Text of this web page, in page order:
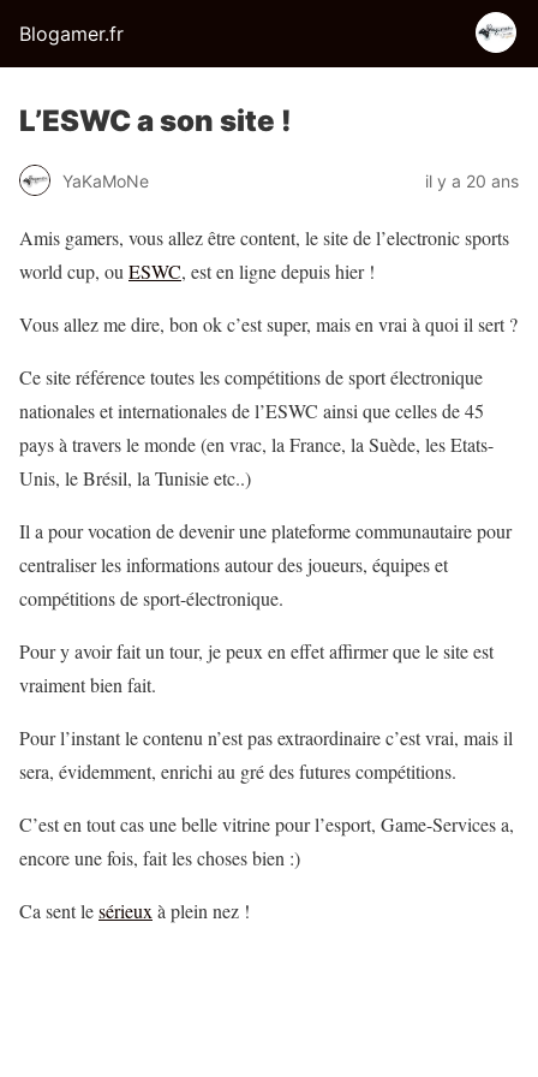
Blogamer.fr
L’ESWC a son site !
YaKaMoNe il y a 20 ans
Amis gamers, vous allez être content, le site de l’electronic sports
world cup, ou ESWC, est en ligne depuis hier !
Vous allez me dire, bon ok c’est super, mais en vrai à quoi il sert ?
Ce site référence toutes les compétitions de sport électronique
nationales et internationales de l’ESWC ainsi que celles de 45
pays à travers le monde (en vrac, la France, la Suède, les Etats-
Unis, le Brésil, la Tunisie etc..)
Il a pour vocation de devenir une plateforme communautaire pour
centraliser les informations autour des joueurs, équipes et
compétitions de sport-électronique.
Pour y avoir fait un tour, je peux en effet affirmer que le site est
vraiment bien fait.
Pour l’instant le contenu n’est pas extraordinaire c’est vrai, mais il
sera, évidemment, enrichi au gré des futures compétitions.
C’est en tout cas une belle vitrine pour l’esport, Game-Services a,
encore une fois, fait les choses bien :)
Ca sent lesérieux à plein nez !